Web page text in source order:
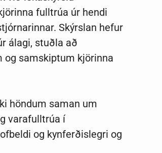
fulltrúa úr hendi
Skýrslan hefur
álagi, stuðla að
samskiptum kjörinna
höndum saman um
varafulltrúa í
og kynferðislegri og